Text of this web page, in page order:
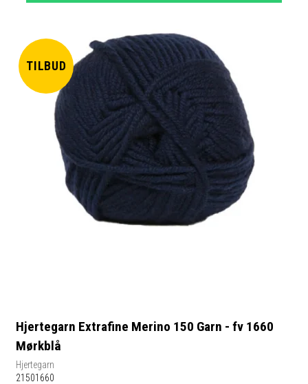
TILBUD
Hjertegarn Extrafine Merino 150 Garn - fv 1660
Mørkblå
Hjertegarn
21501660